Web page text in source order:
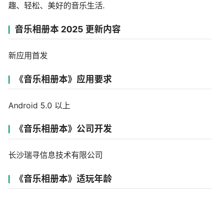
趣、轻松、美好的音乐生活.
音乐相册本 2025 更新内容
新应用首发
《音乐相册本》应用要求
Android 5.0 以上
《音乐相册本》公司开发
长沙瑞寻信息技术有限公司
《音乐相册本》适玩年龄